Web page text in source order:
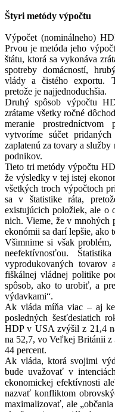
Štyri metódy výpočtu
Výpočet (nominálneho)
Prvou je metóda jeho
štátu, ktorá sa vykonáva
spotreby domácností,
vlády a čistého exportu.
pretože je najjednoduchšia.
Druhý spôsob výpočtu
zrátame všetky ročné
meranie
vytvoríme súčet
zaplatenú za tovary a
podnikov.
Tieto tri metódy výpočtu
že výsledky v tej istej
všetkých troch výpočtoch
sa v štatistike ráta,
existujúcich položiek, ale o
nich. Vieme, že v mnohých
ekonómii sa darí lepšie, ako
Všimnime si však
neefektívnosťou.
vyprodukovaných
fiškálnej vládnej politike
spôsob, ako to urobiť, a
výdavkami“.
Ak vláda míňa viac – aj
posledných šesťdesiatich
HDP v USA zvýšil z 21,4
na 52,7, vo Veľkej Británii z
44 percent.
Ak vláda, ktorá svojimi
bude uvažovať v
ekonomickej efektívnosti
nazvať konfliktom
maximalizovať, ale